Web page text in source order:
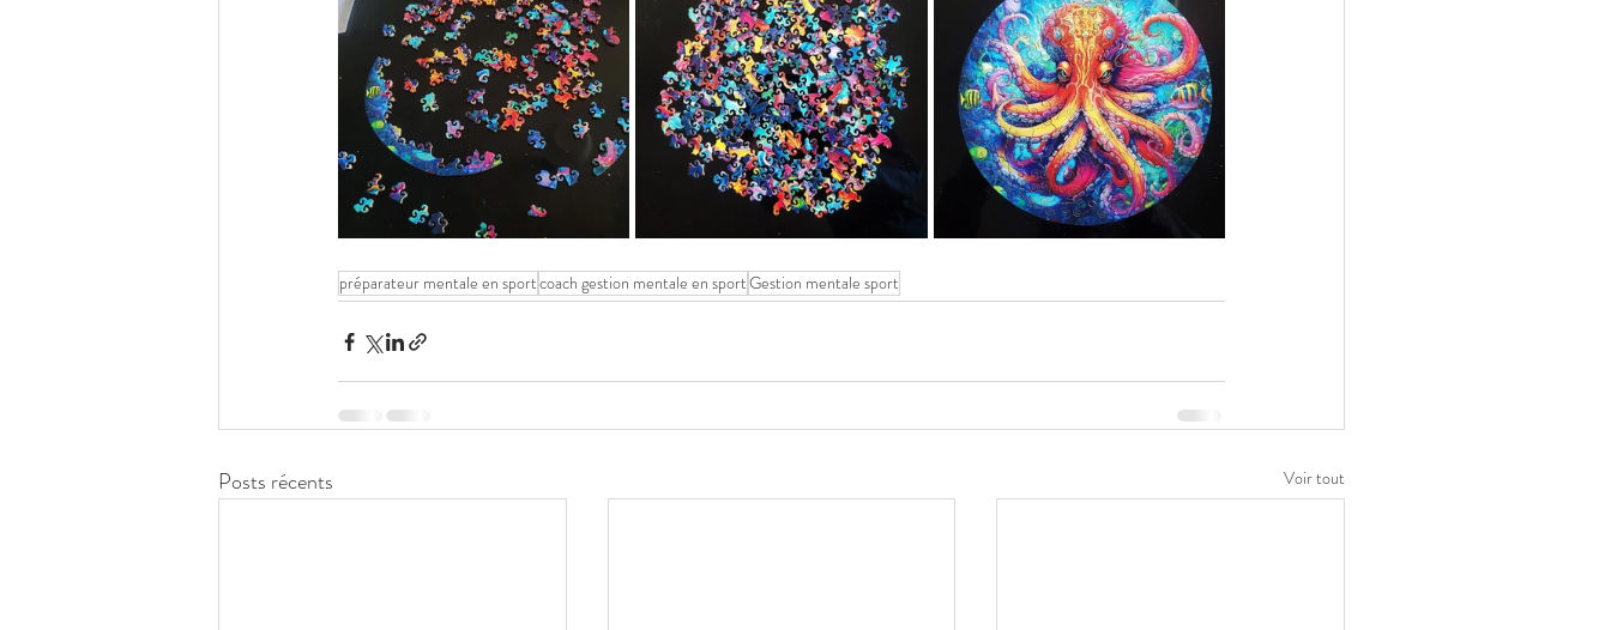
préparateur mentale en sportcoach gestion mentale en sportGestion mentale sport
Posts récents Voir tout